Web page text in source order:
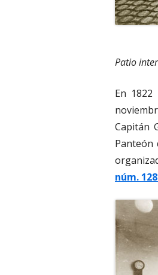
Patio
En
Capitán
Panteón
núm.